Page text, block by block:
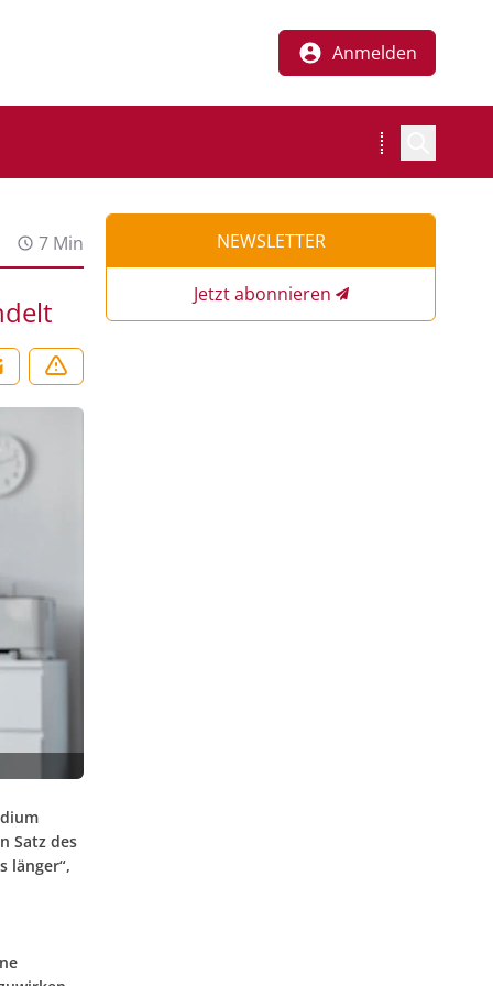
Anmelden
7 Min
Satz des
länger“,
NEWSLETTER
Jetzt abonnieren